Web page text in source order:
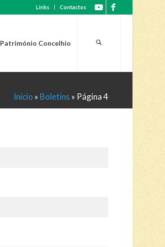
Links Contactos
Património Concelhio
Início » Boletins » Página 4